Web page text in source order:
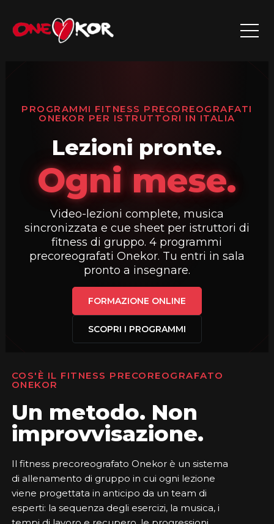
contenuto
PROGRAMMI FITNESS PRECOREOGRAFATI
ONEKOR PER ISTRUTTORI IN ITALIA
Lezioni pronte.
Ogni mese.
Video-lezioni complete, musica
sincronizzata e cue sheet per istruttori di
fitness di gruppo. 4 programmi
precoreografati Onekor. Tu entri in sala
pronto a insegnare.
FORMAZIONE ONLINE
SCOPRI I PROGRAMMI
COS'È IL FITNESS PRECOREOGRAFATO
ONEKOR
Un metodo. Non
improvvisazione.
Il fitness precoreografato Onekor è un sistema
di allenamento di gruppo in cui ogni lezione
viene progettata in anticipo da un team di
esperti: la sequenza degli esercizi, la musica, i